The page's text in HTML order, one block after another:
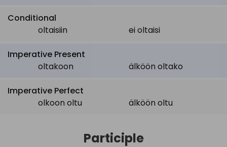
Conditional
oltaisiin
ei oltaisi
Imperative Present
oltakoon
älköön oltako
Imperative Perfect
olkoon oltu
älköön oltu
Participle